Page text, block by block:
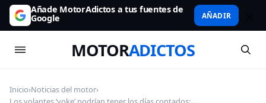
Añade MotorAdictos a tus fuentes de
Google AÑADIR
MOTORADICTOS
Inicio›Noticias del motor›